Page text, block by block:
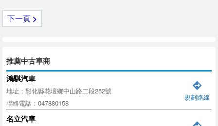
下一頁 >
推薦中古車商
鴻騏汽車
地址：彰化縣花壇鄉中山路二段252號
聯絡電話：047880158
規劃路線
名立汽車